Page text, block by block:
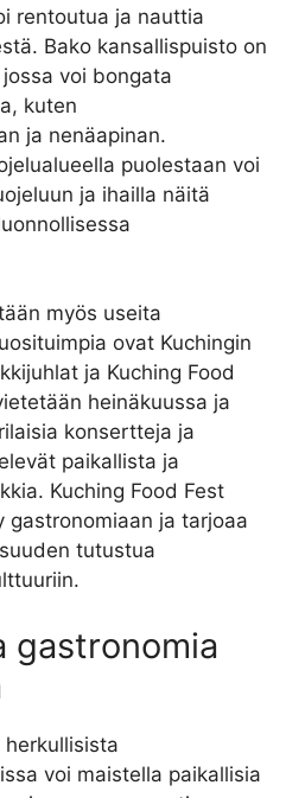
rentoutua ja nauttia
Bako kansallispuisto on
voi bongata
kuten
ja nenäapinan.
puolestaan voi
ja ihailla näitä
myös useita
ovat Kuchingin
ja Kuching Food
heinäkuussa ja
konsertteja ja
paikallista ja
Kuching Food Fest
gastronomiaan ja tarjoaa
tutustua
gastronomia
voi maistella paikallisia